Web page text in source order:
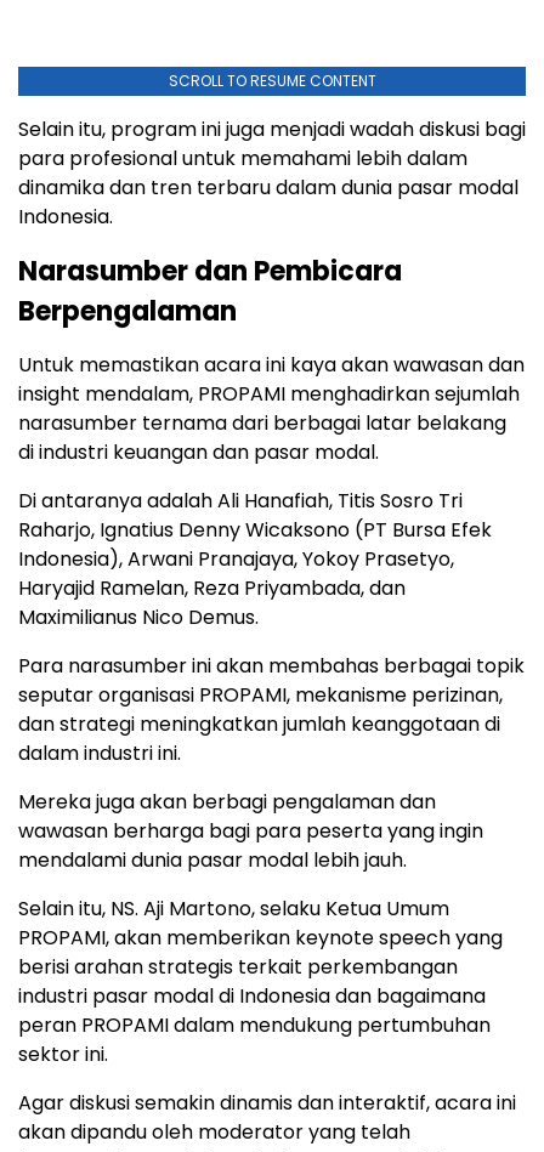
SCROLL TO RESUME CONTENT
Selain itu, program ini juga menjadi wadah diskusi bagi
para profesional untuk memahami lebih dalam
dinamika dan tren terbaru dalam dunia pasar modal
Indonesia.
Narasumber dan Pembicara
Berpengalaman
Untuk memastikan acara ini kaya akan wawasan dan
insight mendalam, PROPAMI menghadirkan sejumlah
narasumber ternama dari berbagai latar belakang
di industri keuangan dan pasar modal.
Di antaranya adalah Ali Hanafiah, Titis Sosro Tri
Raharjo, Ignatius Denny Wicaksono (PT Bursa Efek
Indonesia), Arwani Pranajaya, Yokoy Prasetyo,
Haryajid Ramelan, Reza Priyambada, dan
Maximilianus Nico Demus.
Para narasumber ini akan membahas berbagai topik
seputar organisasi PROPAMI, mekanisme perizinan,
dan strategi meningkatkan jumlah keanggotaan di
dalam industri ini.
Mereka juga akan berbagi pengalaman dan
wawasan berharga bagi para peserta yang ingin
mendalami dunia pasar modal lebih jauh.
Selain itu, NS. Aji Martono, selaku Ketua Umum
PROPAMI, akan memberikan keynote speech yang
berisi arahan strategis terkait perkembangan
industri pasar modal di Indonesia dan bagaimana
peran PROPAMI dalam mendukung pertumbuhan
sektor ini.
Agar diskusi semakin dinamis dan interaktif, acara ini
akan dipandu oleh moderator yang telah